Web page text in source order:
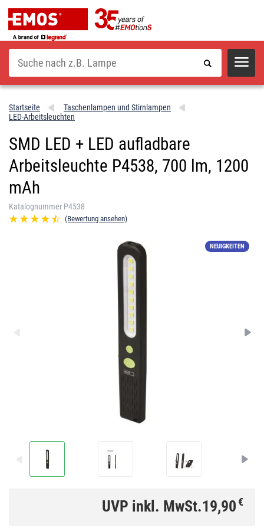
Suche
Startseite
Taschenlampen und Stirnlampen
LED-Arbeitsleuchten
SMD LED + LED aufladbare
Arbeitsleuchte P4538, 700 lm, 1200
mAh
Katalognummer P4538
(Bewertung ansehen)
NEUIGKEITEN
UVP inkl. MwSt.19,90€